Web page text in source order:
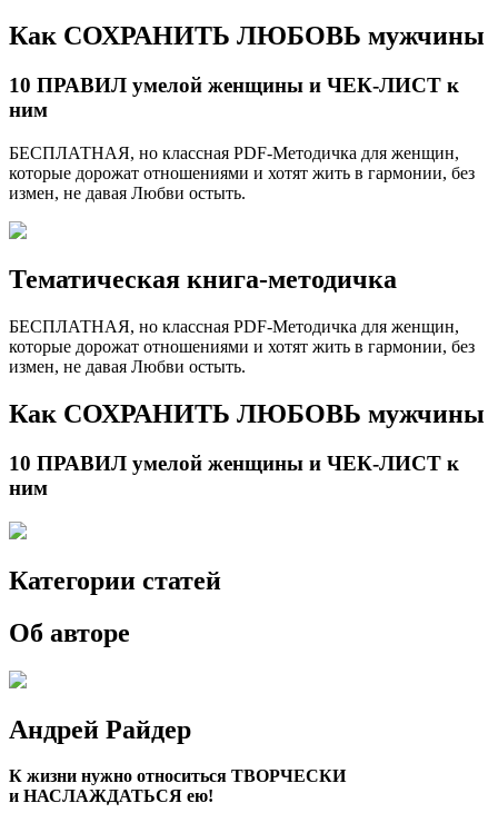
Как СОХРАНИТЬ ЛЮБОВЬ мужчины
10 ПРАВИЛ умелой женщины и ЧЕК-ЛИСТ к
ним
БЕСПЛАТНАЯ, но классная PDF-Методичка для женщин,
которые дорожат отношениями и хотят жить в гармонии, без
измен, не давая Любви остыть.
Тематическая книга-методичка
БЕСПЛАТНАЯ, но классная PDF-Методичка для женщин,
которые дорожат отношениями и хотят жить в гармонии, без
измен, не давая Любви остыть.
Как СОХРАНИТЬ ЛЮБОВЬ мужчины
10 ПРАВИЛ умелой женщины и ЧЕК-ЛИСТ к
ним
Категории статей
Об авторе
Андрей Райдер
К жизни нужно относиться ТВОРЧЕСКИ
и НАСЛАЖДАТЬСЯ ею!